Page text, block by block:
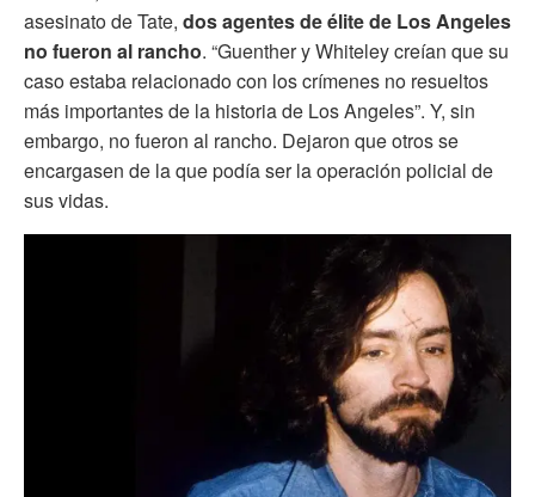
asesinato de Tate, dos agentes de élite de Los Angeles
no fueron al rancho. “Guenther y Whiteley creían que su
caso estaba relacionado con los crímenes no resueltos
más importantes de la historia de Los Angeles”. Y, sin
embargo, no fueron al rancho. Dejaron que otros se
encargasen de la que podía ser la operación policial de
sus vidas.